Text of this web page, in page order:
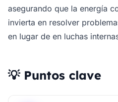
asegurando que la energía
invierta en resolver
en lugar de en luchas
💡 Puntos clave